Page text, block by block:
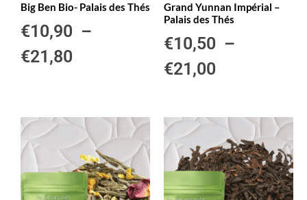
Big Ben Bio- Palais des Thés
€10,90 –
€21,80
Grand Yunnan Impérial –
Palais des Thés
€10,50 –
€21,00